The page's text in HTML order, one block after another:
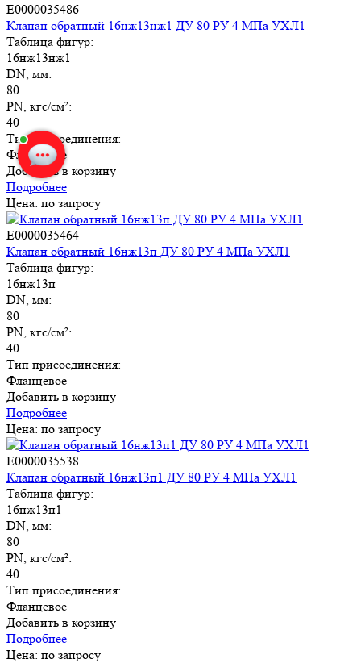
E0000035486
Клапан обратный 16нж13нж1 ДУ 80 РУ 4 МПа УХЛ1
Таблица фигур:
16нж13нж1
DN, мм:
80
PN, кгс/см²:
40
Тип присоединения:
Фланцевое
Добавить в корзину
Подробнее
Цена: по запросу
E0000035464
Клапан обратный 16нж13п ДУ 80 РУ 4 МПа УХЛ1
Таблица фигур:
16нж13п
DN, мм:
80
PN, кгс/см²:
40
Тип присоединения:
Фланцевое
Добавить в корзину
Подробнее
Цена: по запросу
E0000035538
Клапан обратный 16нж13п1 ДУ 80 РУ 4 МПа УХЛ1
Таблица фигур:
16нж13п1
DN, мм:
80
PN, кгс/см²:
40
Тип присоединения:
Фланцевое
Добавить в корзину
Подробнее
Цена: по запросу
Елена Савкина
Менеджер
Здравствуйте!
Елена Савкина